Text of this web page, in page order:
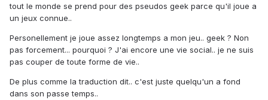
tout le monde se prend pour des pseudos geek parce qu'il joue a
un jeux connue..
Personellement je joue assez longtemps a mon jeu.. geek ? Non
pas forcement... pourquoi ? J'ai encore une vie social.. je ne suis
pas couper de toute forme de vie..
De plus comme la traduction dit.. c'est juste quelqu'un a fond
dans son passe temps..